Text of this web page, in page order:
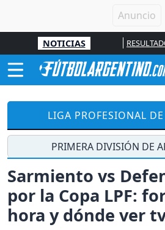
NOTICIAS
LIGA PROFESIONAL
PRIMERA DIVISIÓN DE
Sarmiento vs
por la Copa LPF:
hora y dónde ver